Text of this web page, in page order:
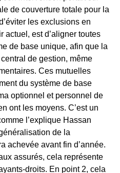
de couverture totale pour la
les exclusions en
actuel, est d’aligner toutes
de base unique, afin que la
de gestion, même
Ces mutuelles
du système de base
optionnel et personnel de
ont les moyens. C’est un
l’explique Hassan
de la
achevée avant fin d’année.
assurés, cela représente
droits. En point 2, cela